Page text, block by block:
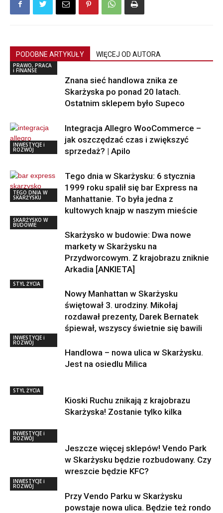
PODOBNE ARTYKUŁY WIĘCEJ OD AUTORA
PRAWO, PRACA
i FINANSE
Znana sieć handlowa znika ze
Skarżyska po ponad 20 latach.
Ostatnim sklepem było Supeco
INWESTYCJE i
ROZWÓJ
Integracja Allegro WooCommerce –
jak oszczędzać czas i zwiększyć
sprzedaż? | Apilo
TEGO DNIA W
SKARŻYSKU
Tego dnia w Skarżysku: 6 stycznia
1999 roku spalił się bar Express na
Manhattanie. To była jedna z
kultowych knajp w naszym mieście
SKARŻYSKO W
BUDOWIE
Skarżysko w budowie: Dwa nowe
markety w Skarżysku na
Przydworcowym. Z krajobrazu zniknie
Arkadia [ANKIETA]
STYL ŻYCIA
Nowy Manhattan w Skarżysku
świętował 3. urodziny. Mikołaj
rozdawał prezenty, Darek Bernatek
śpiewał, wszyscy świetnie się bawili
INWESTYCJE i
ROZWÓJ
Handlowa – nowa ulica w Skarżysku.
Jest na osiedlu Milica
STYL ŻYCIA
Kioski Ruchu znikają z krajobrazu
Skarżyska! Zostanie tylko kilka
INWESTYCJE i
ROZWÓJ
Jeszcze więcej sklepów! Vendo Park
w Skarżysku będzie rozbudowany. Czy
wreszcie będzie KFC?
INWESTYCJE i
ROZWÓJ
Przy Vendo Parku w Skarżysku
powstaje nowa ulica. Będzie też rondo